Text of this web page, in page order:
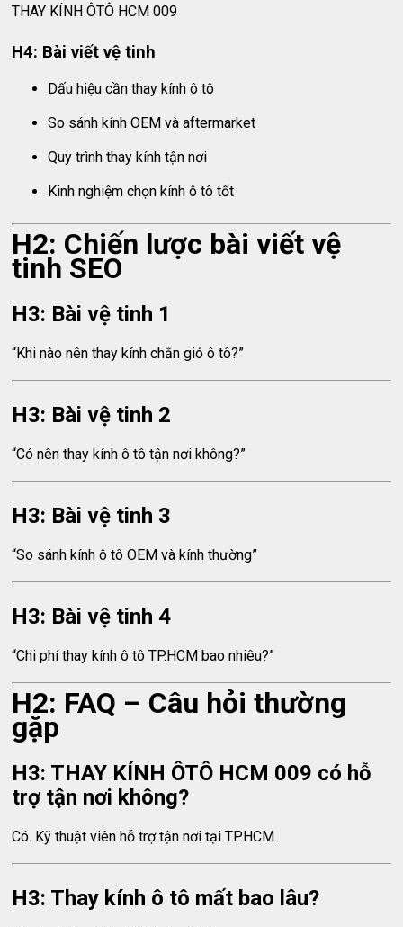
THAY KÍNH ÔTÔ HCM 009
H4: Bài viết vệ tinh
Dấu hiệu cần thay kính ô tô
So sánh kính OEM và aftermarket
Quy trình thay kính tận nơi
Kinh nghiệm chọn kính ô tô tốt
H2: Chiến lược bài viết vệ
tinh SEO
H3: Bài vệ tinh 1
“Khi nào nên thay kính chắn gió ô tô?”
H3: Bài vệ tinh 2
“Có nên thay kính ô tô tận nơi không?”
H3: Bài vệ tinh 3
“So sánh kính ô tô OEM và kính thường”
H3: Bài vệ tinh 4
“Chi phí thay kính ô tô TP.HCM bao nhiêu?”
H2: FAQ – Câu hỏi thường
gặp
H3: THAY KÍNH ÔTÔ HCM 009 có hỗ
trợ tận nơi không?
Có. Kỹ thuật viên hỗ trợ tận nơi tại TP.HCM.
H3: Thay kính ô tô mất bao lâu?